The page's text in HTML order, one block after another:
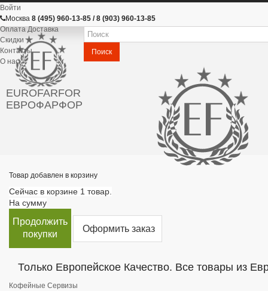
Войти
Москва 8 (495) 960-13-85 / 8 (903) 960-13-85
Оплата Доставка
Скидки
Контакты
О нас
EUROFARFOR
ЕВРОФАРФОР
Поиск
Товар добавлен в корзину
Сейчас в корзине 1 товар.
На сумму
Продолжить
покупки
Оформить заказ
Только Европейское Качество. Все товары из
Кофейные Сервизы